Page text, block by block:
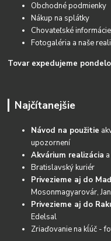
Obchodné podmienky
Nákup na splátky
Chovateľské informácie
Fotogaléria a naše
Tovar expedujeme
Najčítanejšie
Návod na použitie
upozornení
Akvárium realizácia
Bratislavský kuriér
Privezieme aj do
Mosonmagyarovár,
Privezieme aj do
Edelsal
Zriaďovanie na kĺúč -